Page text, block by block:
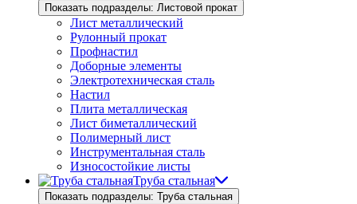
Показать подразделы: Листовой прокат
Лист металлический
Рулонный прокат
Профнастил
Доборные элементы
Электротехническая сталь
Настил
Плита металлическая
Лист биметаллический
Полимерный лист
Инструментальная сталь
Износостойкие листы
Труба стальная
Показать подразделы: Труба стальная